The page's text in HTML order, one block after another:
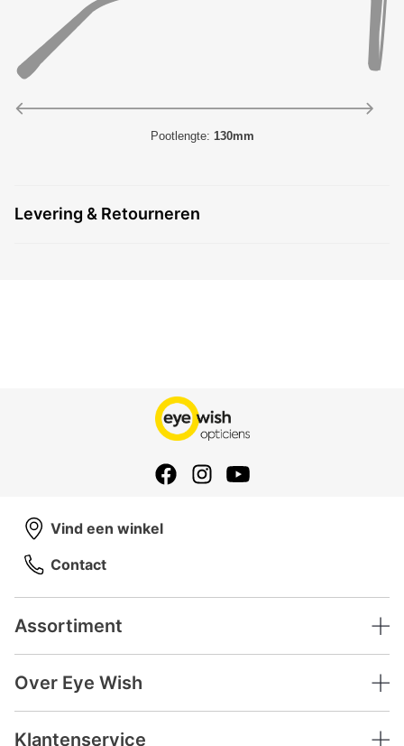
Pootlengte: 130mm
Levering & Retourneren
Assortiment
Over Eye Wish
Klantenservice
Vind een winkel
Contact